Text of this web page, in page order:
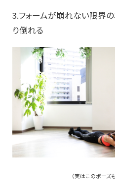
3.フォームが崩れない限界の
り倒れる
（実はこのポーズ